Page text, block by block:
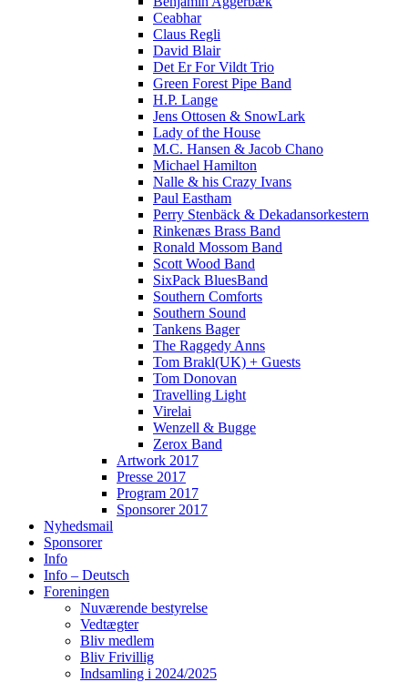
Ceabhar
Claus Regli
David Blair
Det Er For Vildt Trio
Green Forest Pipe Band
H.P. Lange
Jens Ottosen & SnowLark
Lady of the House
M.C. Hansen & Jacob Chano
Michael Hamilton
Nalle & his Crazy Ivans
Paul Eastham
Perry Stenbäck & Dekadansorkestern
Rinkenæs Brass Band
Ronald Mossom Band
Scott Wood Band
SixPack BluesBand
Southern Comforts
Southern Sound
Tankens Bager
The Raggedy Anns
Tom Brakl(UK) + Guests
Tom Donovan
Travelling Light
Virelai
Wenzell & Bugge
Zerox Band
Artwork 2017
Presse 2017
Program 2017
Sponsorer 2017
Nyhedsmail
Sponsorer
Info
Info – Deutsch
Foreningen
Nuværende bestyrelse
Vedtægter
Bliv medlem
Bliv Frivillig
Indsamling i 2024/2025